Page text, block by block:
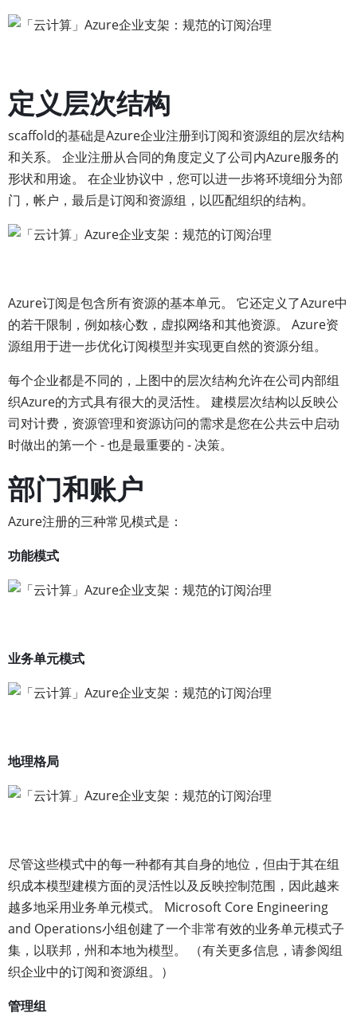
定义层次结构
scaffold的基础是Azure企业注册到订阅和资源组的层次结构
和关系。 企业注册从合同的角度定义了公司内Azure服务的
形状和用途。 在企业协议中，您可以进一步将环境细分为部
门，帐户，最后是订阅和资源组，以匹配组织的结构。
Azure订阅是包含所有资源的基本单元。 它还定义了Azure中
的若干限制，例如核心数，虚拟网络和其他资源。 Azure资
源组用于进一步优化订阅模型并实现更自然的资源分组。
每个企业都是不同的，上图中的层次结构允许在公司内部组
织Azure的方式具有很大的灵活性。 建模层次结构以反映公
司对计费，资源管理和资源访问的需求是您在公共云中启动
时做出的第一个 - 也是最重要的 - 决策。
部门和账户
Azure注册的三种常见模式是：
功能模式
业务单元模式
地理格局
尽管这些模式中的每一种都有其自身的地位，但由于其在组
织成本模型建模方面的灵活性以及反映控制范围，因此越来
越多地采用业务单元模式。 Microsoft Core Engineering
and Operations小组创建了一个非常有效的业务单元模式子
集，以联邦，州和本地为模型。 （有关更多信息，请参阅组
织企业中的订阅和资源组。）
管理组